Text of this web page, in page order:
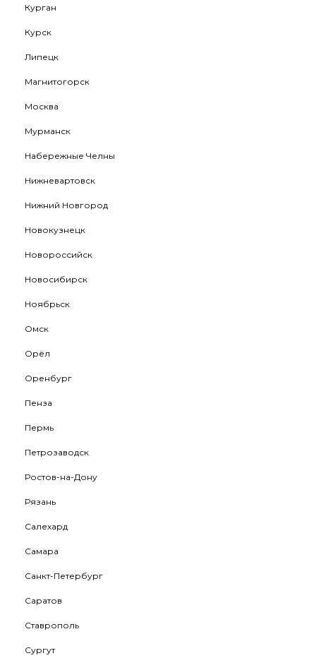
Курган
Курск
Липецк
Магнитогорск
Москва
Мурманск
Набережные Челны
Нижневартовск
Нижний Новгород
Новокузнецк
Новороссийск
Новосибирск
Ноябрьск
Омск
Орёл
Оренбург
Пенза
Пермь
Петрозаводск
Ростов-на-Дону
Рязань
Салехард
Самара
Санкт-Петербург
Саратов
Ставрополь
Сургут